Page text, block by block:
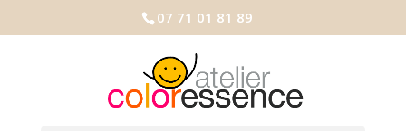
07 71 01 81 89